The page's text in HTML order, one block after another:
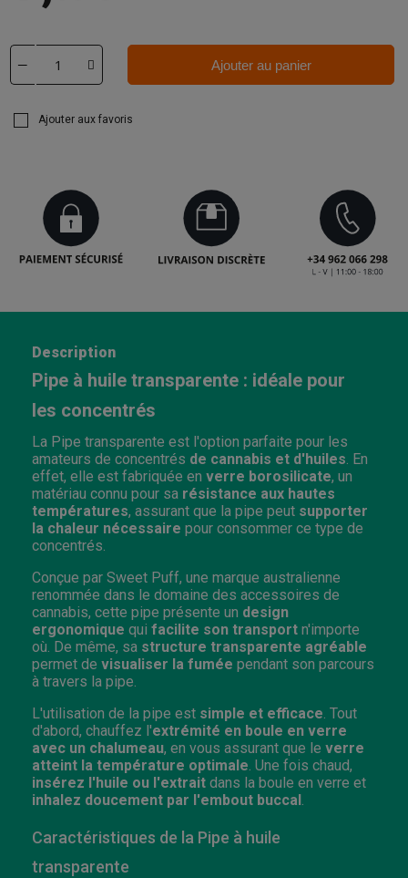
Ajouter au panier
Ajouter aux favoris
Description
Pipe à huile transparente : idéale pour
les concentrés
La Pipe transparente est l'option parfaite pour les
amateurs de concentrés de cannabis et d'huiles . En
effet, elle est fabriquée en verre borosilicate, un
matériau connu pour sa résistance aux hautes
températures, assurant que la pipe peut supporter
la chaleur nécessaire pour consommer ce type de
concentrés.
Conçue par Sweet Puff, une marque australienne
renommée dans le domaine des accessoires de
cannabis, cette pipe présente un design
ergonomique qui facilite son transport n'importe
où. De même, sa structure transparente agréable
permet de visualiser la fumée pendant son parcours
à travers la pipe.
L'utilisation de la pipe est simple et efficace . Tout
d'abord, chauffez l'extrémité en boule en verre
avec un chalumeau, en vous assurant que le verre
atteint la température optimale . Une fois chaud,
insérez l'huile ou l'extrait dans la boule en verre et
inhalez doucement par l'embout buccal
Caractéristiques de la Pipe à huile
transparente